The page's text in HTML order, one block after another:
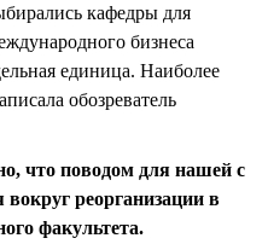
кафедры для
бизнеса
единица. Наиболее
обозреватель
что поводом для нашей с
вокруг реорганизации в
факультета.